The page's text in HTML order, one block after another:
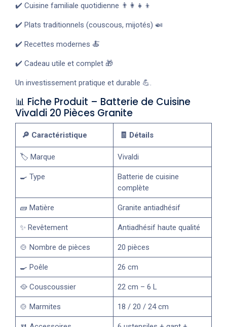
✔️ Cuisine familiale quotidienne 👨‍👩‍👧‍👦
✔️ Plats traditionnels (couscous, mijotés) 🍛
✔️ Recettes modernes 🍝
✔️ Cadeau utile et complet 🎁
Un investissement pratique et durable 💪.
📊 Fiche Produit – Batterie de Cuisine
Vivaldi 20 Pièces Granite
🔎 Caractéristique 🧾 Détails
🏷️ Marque Vivaldi
🍳 Type
Batterie de cuisine
complète
🧱 Matière Granite antiadhésif
✨ Revêtement Antiadhésif haute qualité
🍲 Nombre de pièces 20 pièces
🍳 Poêle 26 cm
🥘 Couscoussier 22 cm – 6 L
🍲 Marmites 18 / 20 / 24 cm